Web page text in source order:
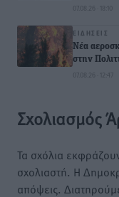
07.08.26 · 18:10
ΕΙΔΉΣΕΙΣ
Νέα
στην
07.08.26 · 12:47
Σχολιασμός
Τα σχόλια
σχολιαστή. Η
απόψεις.